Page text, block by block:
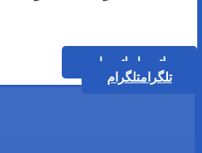
واتس اپ
واتس اپ
تلگرامتلگرام